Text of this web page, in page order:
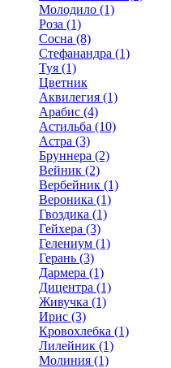
Молодило (1)
Роза (1)
Сосна (8)
Стефанандра (1)
Туя (1)
Цветник
Аквилегия (1)
Арабис (4)
Астильба (10)
Астра (3)
Бруннера (2)
Вейник (2)
Вербейник (1)
Вероника (1)
Гвоздика (1)
Гейхера (3)
Гелениум (1)
Герань (3)
Дармера (1)
Дицентра (1)
Живучка (1)
Ирис (3)
Кровохлебка (1)
Лилейник (1)
Молиния (1)